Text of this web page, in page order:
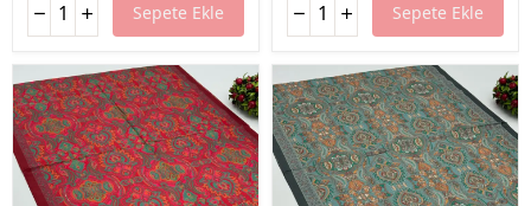
Sepete Ekle Sepete Ekle